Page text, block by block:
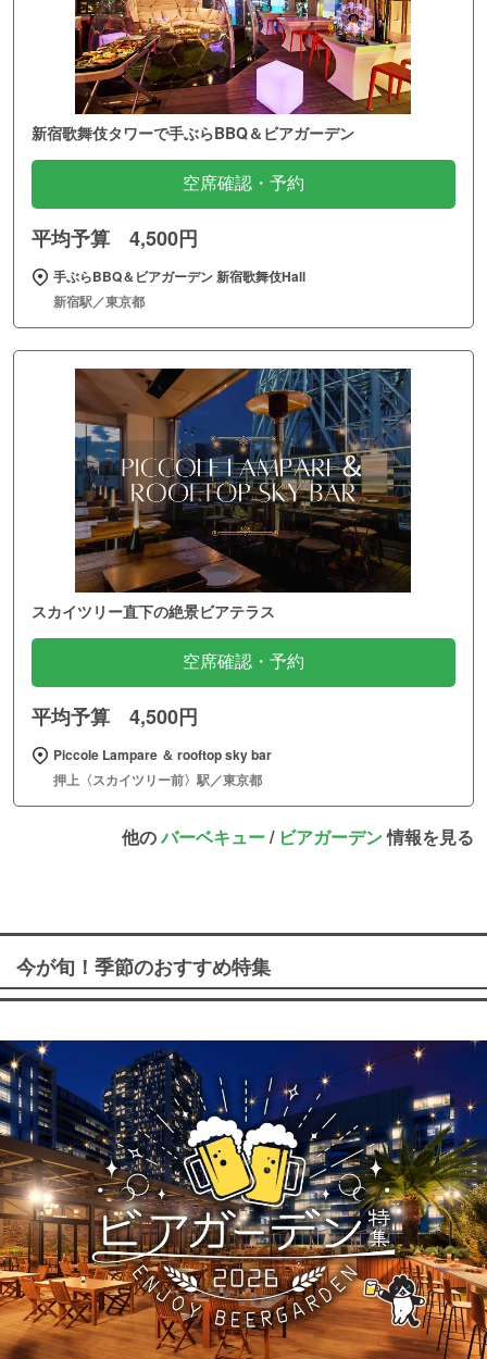
新宿歌舞伎タワーで手ぶらBBQ＆ビアガーデン
空席確認・予約
平均予算 4,500円
手ぶらBBQ＆ビアガーデン 新宿歌舞伎Hall
新宿駅／東京都
スカイツリー直下の絶景ビアテラス
空席確認・予約
平均予算 4,500円
Piccole Lampare ＆ rooftop sky bar
押上〈スカイツリー前〉駅／東京都
他のバーベキュー/ ビアガーデン情報を見る
今が旬！季節のおすすめ特集